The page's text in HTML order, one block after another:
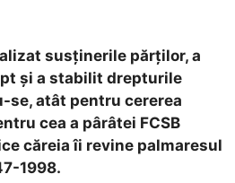
susţinerile părţilor, a
şi a stabilit drepturile
se, atât pentru cererea
cea a pârâtei FCSB
căreia îi revine palmaresul
1998.